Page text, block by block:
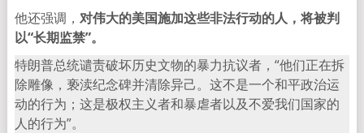
他还强调， 对伟大的美国施加这些非法行动的人，将被判
以“长期监禁”。
特朗普总统谴责破坏历史文物的暴力抗议者，“他们正在拆
除雕像，亵渎纪念碑并清除异己。这不是一个和平政治运
动的行为；这是极权主义者和暴虐者以及不爱我们国家的
人的行为”。